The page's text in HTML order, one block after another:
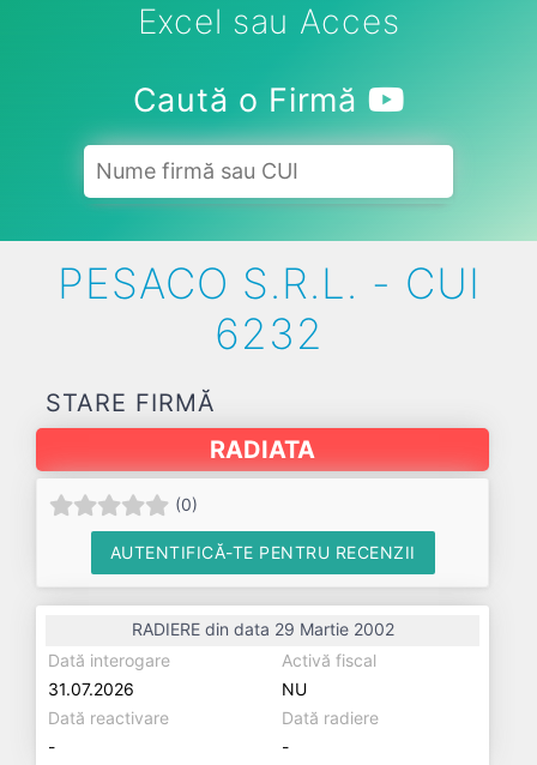
Excel sau Acces
Caută o Firmă
PESACO S.R.L. - CUI
6232
STARE FIRMĂ
RADIATA
(0)
AUTENTIFICĂ-TE PENTRU RECENZII
RADIERE din data 29 Martie 2002
Dată interogare
31.07.2026
Activă fiscal
NU
Dată reactivare
-
Dată radiere
-